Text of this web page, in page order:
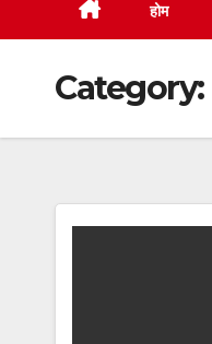
होम
Category: